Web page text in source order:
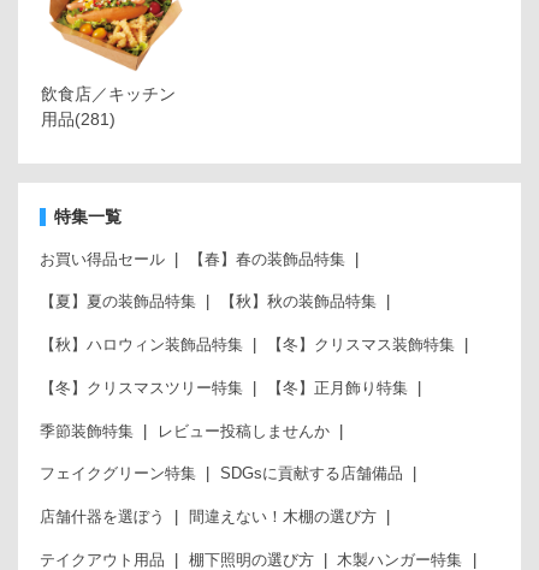
飲食店／キッチン
用品(281)
特集一覧
お買い得品セール 【春】春の装飾品特集
【夏】夏の装飾品特集 【秋】秋の装飾品特集
【秋】ハロウィン装飾品特集 【冬】クリスマス装飾特集
【冬】クリスマスツリー特集 【冬】正月飾り特集
季節装飾特集 レビュー投稿しませんか
フェイクグリーン特集 SDGsに貢献する店舗備品
店舗什器を選ぼう 間違えない！木棚の選び方
テイクアウト用品 棚下照明の選び方 木製ハンガー特集